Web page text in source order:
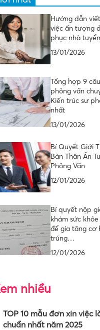
Hướng dẫn
việc ấn tượng
phục nhà
13/01/2026
Tổng hợp 9
phỏng vấn
Kiến trúc sư
nhất
13/01/2026
Bí Quyết Giới
Bản Thân Ấn
Phỏng Vấn
12/01/2026
Bí quyết nộp
khám sức
để gia tăng cơ
trúng…
12/01/2026
nhiều
TOP 10 mẫu đơn xin việc
chuẩn nhất năm 2025